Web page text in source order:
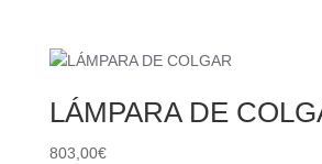
LÁMPARA DE
803,00€